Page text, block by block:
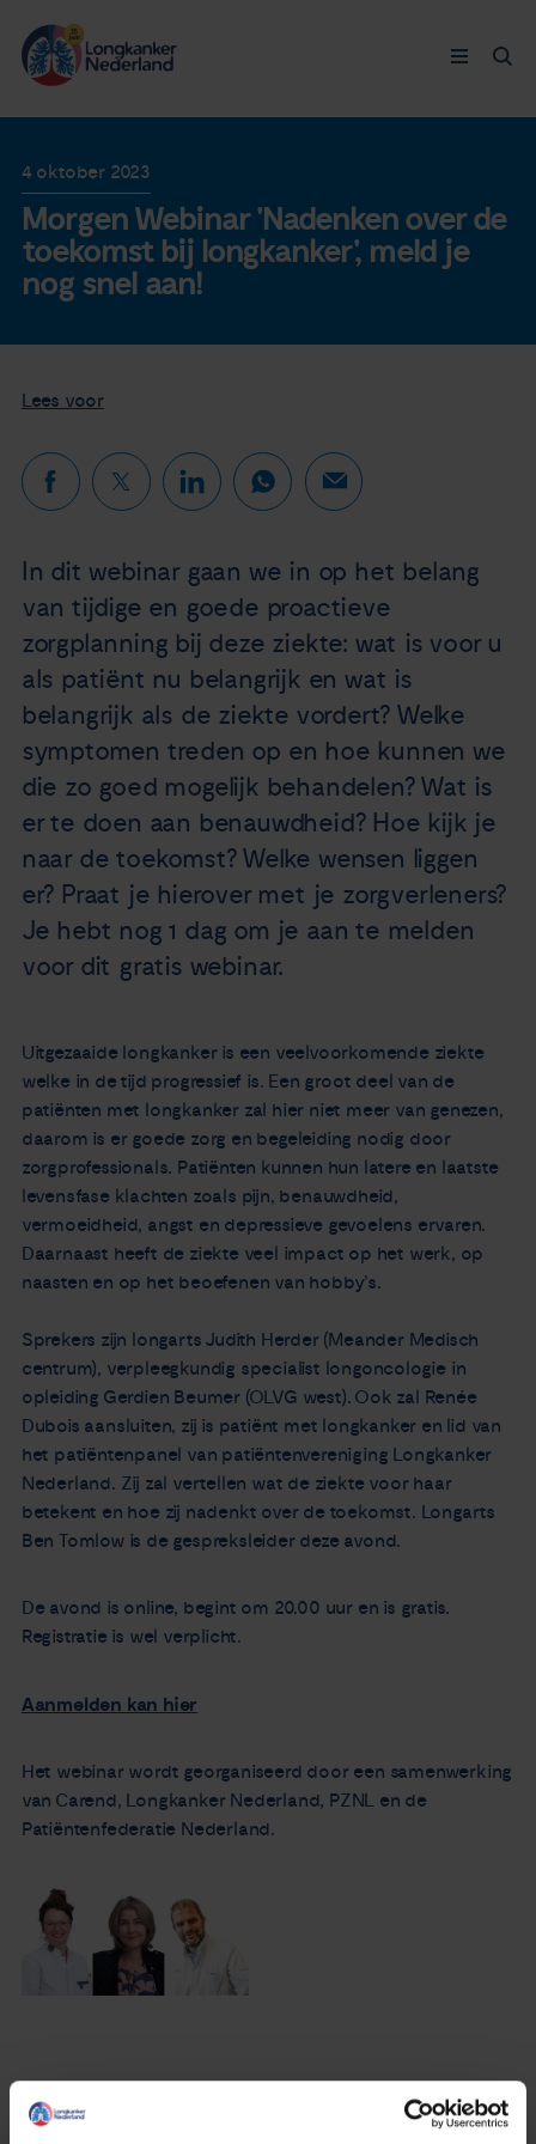
Doneer nu
Nieuws
Agenda
Over ons
Zorgverleners
Contact
Longkanker
Leven met
Ervaringen
4 oktober 2023
Morgen Webinar 'Nadenken over de
toekomst bij longkanker', meld je
nog snel aan!
Lees voor
In dit webinar gaan we in op het belang
van tijdige en goede proactieve
zorgplanning bij deze ziekte: wat is voor u
als patiënt nu belangrijk en wat is
belangrijk als de ziekte vordert? Welke
symptomen treden op en hoe kunnen we
die zo goed mogelijk behandelen? Wat is
er te doen aan benauwdheid? Hoe kijk je
naar de toekomst? Welke wensen liggen
er? Praat je hierover met je zorgverleners?
Je hebt nog 1 dag om je aan te melden
voor dit gratis webinar.
Uitgezaaide longkanker is een veelvoorkomende ziekte
welke in de tijd progressief is. Een groot deel van de
patiënten met longkanker zal hier niet meer van genezen,
daarom is er goede zorg en begeleiding nodig door
zorgprofessionals. Patiënten kunnen hun latere en laatste
levensfase klachten zoals pijn, benauwdheid,
vermoeidheid, angst en depressieve gevoelens ervaren.
Daarnaast heeft de ziekte veel impact op het werk, op
naasten en op het beoefenen van hobby’s.
Sprekers zijn longarts Judith Herder (Meander Medisch
centrum), verpleegkundig specialist longoncologie in
opleiding Gerdien Beumer (OLVG west). Ook zal Renée
Dubois aansluiten, zij is patiënt met longkanker en lid van
het patiëntenpanel van patiëntenvereniging Longkanker
Nederland. Zij zal vertellen wat de ziekte voor haar
betekent en hoe zij nadenkt over de toekomst. Longarts
Ben Tomlow is de gespreksleider deze avond.
De avond is online, begint om 20.00 uur en is gratis.
Registratie is wel verplicht.
Aanmelden kan hier
Het webinar wordt georganiseerd door een samenwerking
van Carend, Longkanker Nederland, PZNL en de
Patiëntenfederatie Nederland.